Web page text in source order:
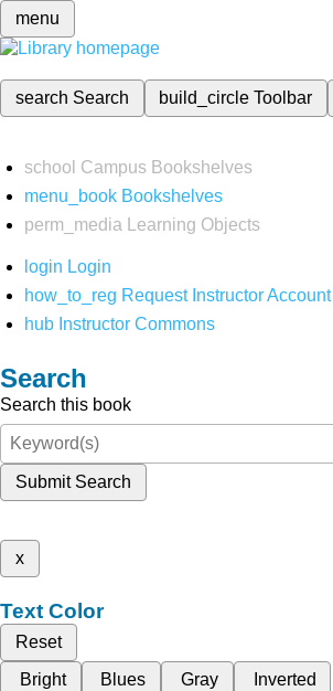
menu
search Search build_circleToolbar
school Campus Bookshelves
menu_book Bookshelves
perm_media
Learning Objects
login Login
how_to_reg Request Instructor Account
hub Instructor Commons
Search
Search this book
Submit Search
x
Text Color
Reset
Bright
Blues Gray Inverted